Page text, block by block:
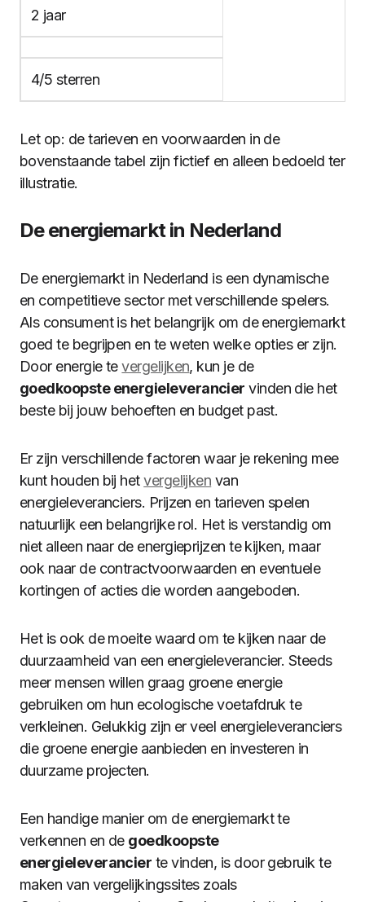
2 jaar
4/5 sterren
Let op: de tarieven en voorwaarden in de
bovenstaande tabel zijn fictief en alleen bedoeld ter
illustratie.
De energiemarkt in Nederland
De energiemarkt in Nederland is een dynamische
en competitieve sector met verschillende spelers.
Als consument is het belangrijk om de energiemarkt
goed te begrijpen en te weten welke opties er zijn.
Door energie tevergelijken, kun je de
goedkoopste energieleverancier vinden die het
beste bij jouw behoeften en budget past.
Er zijn verschillende factoren waar je rekening mee
kunt houden bij hetvergelijken van
energieleveranciers. Prijzen en tarieven spelen
natuurlijk een belangrijke rol. Het is verstandig om
niet alleen naar de energieprijzen te kijken, maar
ook naar de contractvoorwaarden en eventuele
kortingen of acties die worden aangeboden.
Het is ook de moeite waard om te kijken naar de
duurzaamheid van een energieleverancier. Steeds
meer mensen willen graag groene energie
gebruiken om hun ecologische voetafdruk te
verkleinen. Gelukkig zijn er veel energieleveranciers
die groene energie aanbieden en investeren in
duurzame projecten.
Een handige manier om de energiemarkt te
verkennen en de goedkoopste
energieleverancier te vinden, is door gebruik te
maken van vergelijkingssites zoals